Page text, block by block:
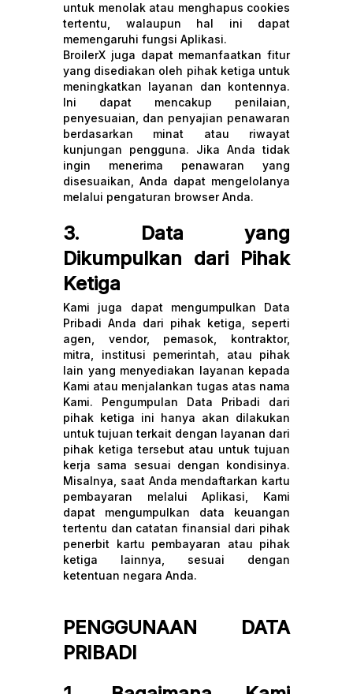
untuk menolak atau menghapus cookies
tertentu, walaupun hal ini dapat
memengaruhi fungsi Aplikasi.
BroilerX juga dapat memanfaatkan fitur
yang disediakan oleh pihak ketiga untuk
meningkatkan layanan dan kontennya.
Ini dapat mencakup penilaian,
penyesuaian, dan penyajian penawaran
berdasarkan minat atau riwayat
kunjungan pengguna. Jika Anda tidak
ingin menerima penawaran yang
disesuaikan, Anda dapat mengelolanya
melalui pengaturan browser Anda.
3. Data yang
Dikumpulkan dari Pihak
Ketiga
Kami juga dapat mengumpulkan Data
Pribadi Anda dari pihak ketiga, seperti
agen, vendor, pemasok, kontraktor,
mitra, institusi pemerintah, atau pihak
lain yang menyediakan layanan kepada
Kami atau menjalankan tugas atas nama
Kami. Pengumpulan Data Pribadi dari
pihak ketiga ini hanya akan dilakukan
untuk tujuan terkait dengan layanan dari
pihak ketiga tersebut atau untuk tujuan
kerja sama sesuai dengan kondisinya.
Misalnya, saat Anda mendaftarkan kartu
pembayaran melalui Aplikasi, Kami
dapat mengumpulkan data keuangan
tertentu dan catatan finansial dari pihak
penerbit kartu pembayaran atau pihak
ketiga lainnya, sesuai dengan
ketentuan negara Anda.
PENGGUNAAN DATA
PRIBADI